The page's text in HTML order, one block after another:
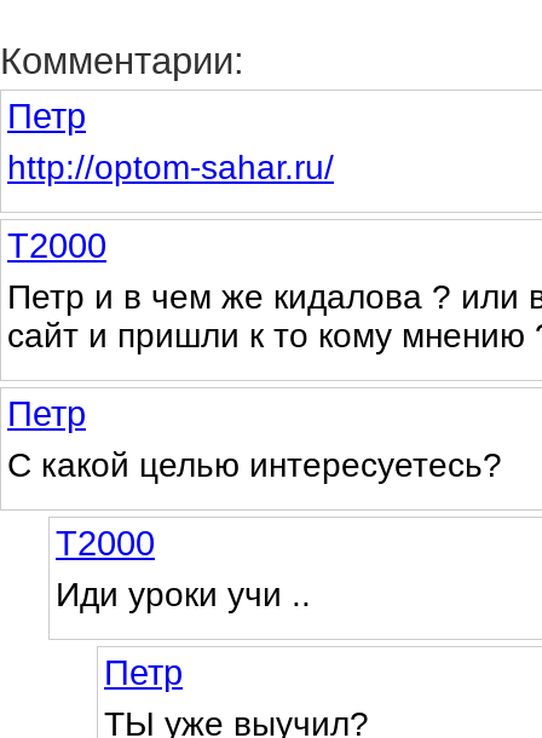
Комментарии:
Петр
http://optom-sahar.ru/
Т2000
Петр и в чем же кидалова ? или
сайт и пришли к то кому мнению
Петр
С какой целью интересуетесь?
Т2000
Иди уроки учи ..
Петр
ТЫ уже выучил?